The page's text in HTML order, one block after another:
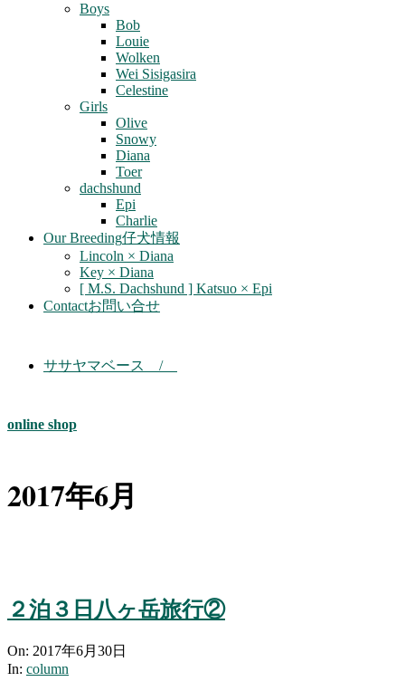
Boys
Bob
Louie
Wolken
Wei Sisigasira
Celestine
Girls
Olive
Snowy
Diana
Toer
dachshund
Epi
Charlie
Our Breeding仔犬情報
Lincoln × Diana
Key × Diana
[ M.S. Dachshund ] Katsuo × Epi
Contactお問い合せ
ササヤマベース /
online shop
2017年6月
２泊３日八ヶ岳旅行②
2017-
06-
On: 2017年6月30日
In: column